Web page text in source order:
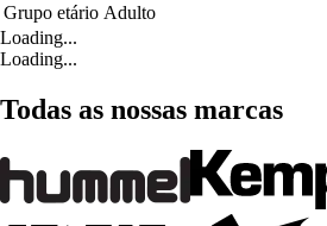
Grupo etário Adulto
Loading...
Loading...
Todas as nossas marcas